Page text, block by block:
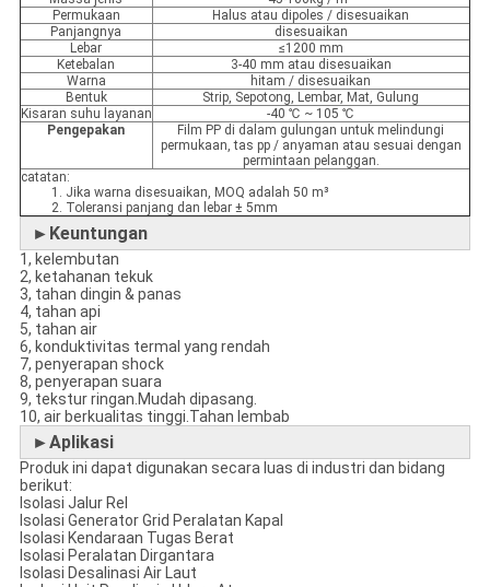
Permukaan
Halus atau dipoles / disesuaikan
Panjangnya
disesuaikan
Lebar
≤1200 mm
Ketebalan
3-40 mm atau disesuaikan
Warna
hitam / disesuaikan
Bentuk
Strip, Sepotong, Lembar, Mat, Gulung
Kisaran suhu layanan
-40 ℃ ~ 105 ℃
Pengepakan
Film PP di dalam gulungan untuk melindungi
permukaan, tas pp / anyaman atau sesuai dengan
permintaan pelanggan.
catatan:
1. Jika warna disesuaikan, MOQ adalah 50 m³
2. Toleransi panjang dan lebar ± 5mm
►Keuntungan
1, kelembutan
2, ketahanan tekuk
3, tahan dingin & panas
4, tahan api
5, tahan air
6, konduktivitas termal yang rendah
7, penyerapan shock
8, penyerapan suara
9, tekstur ringan.Mudah dipasang.
10, air berkualitas tinggi.Tahan lembab
►Aplikasi
Produk ini dapat digunakan secara luas di industri dan bidang
berikut:
Isolasi Jalur Rel
Isolasi Generator Grid Peralatan Kapal
Isolasi Kendaraan Tugas Berat
Isolasi Peralatan Dirgantara
Isolasi Desalinasi Air Laut